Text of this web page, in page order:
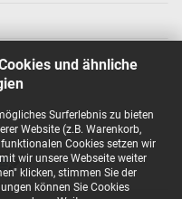
und ähnliche
Surferlebnis zu bieten
Website (z.B. Warenkorb,
Cookies setzen wir
wir unsere Webseite weiter
klicken, stimmen Sie der
können Sie Cookies